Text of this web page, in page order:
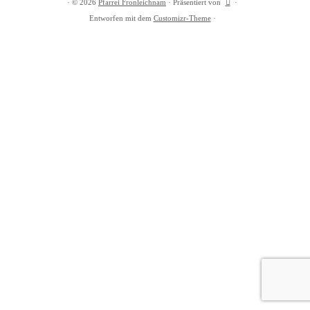
· © 2026 Pfarrei Fronleichnam · Präsentiert von
·
Entworfen mit dem Customizr-Theme·